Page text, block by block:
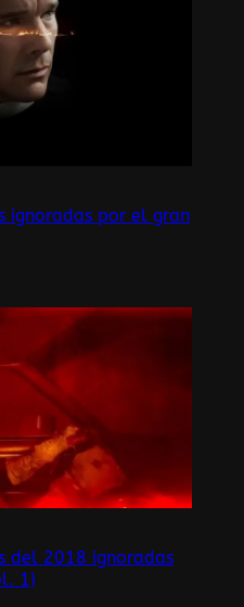
ignoradas por el gran
del 2018 ignoradas
1)